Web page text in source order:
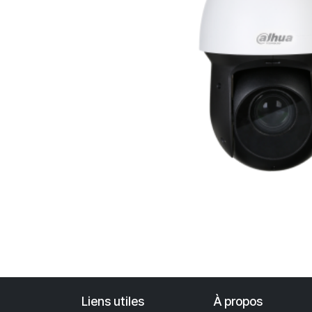
Liens utiles À propos